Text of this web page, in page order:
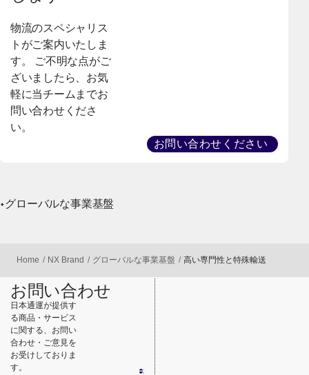
物流のスペシャリス
トがご案内いたしま
す。 ご不明な点がご
ざいましたら、お気
軽に当チームまでお
問い合わせくださ
い。
お問い合わせください
グローバルな事業基盤
Home NX Brand グローバルな事業基盤 高い専門性と特殊輸送
お問い合わせ
日本通運が提供す
る商品・サービス
に関する、お問い
合わせ・ご意見を
お受けしておりま
す。